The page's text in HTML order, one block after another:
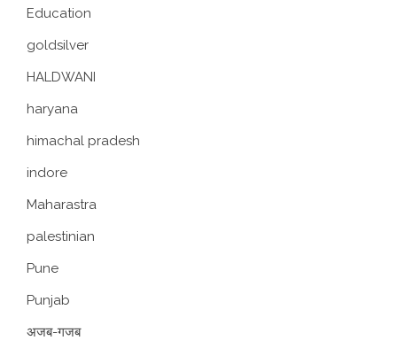
Education
goldsilver
HALDWANI
haryana
himachal pradesh
indore
Maharastra
palestinian
Pune
Punjab
अजब-गजब